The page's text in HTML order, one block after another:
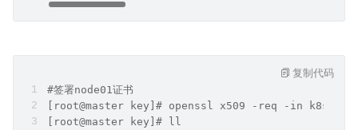
#签署node01证书
[root@master key]# openssl x509 -req -in k8s-
[root@master key]# ll
复制代码